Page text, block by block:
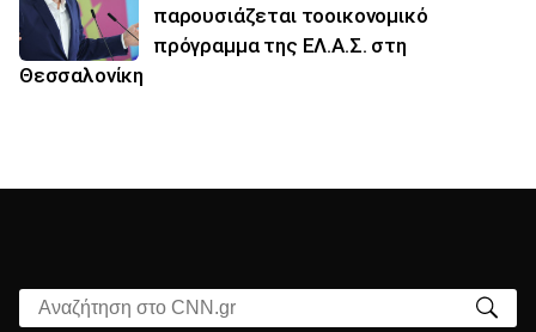
παρουσιάζεται τοοικονομικό
πρόγραμμα της ΕΛ.Α.Σ. στη
Θεσσαλονίκη
Αναζήτηση στο CNN.gr